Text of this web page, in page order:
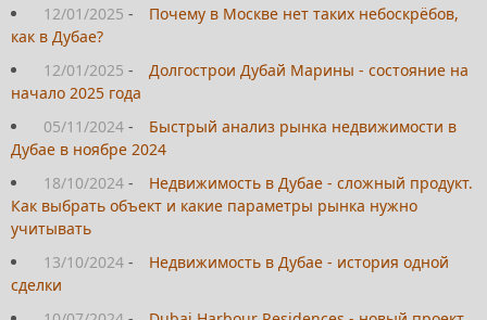
12/01/2025 -
Почему в Москве нет таких небоскрёбов,
как в Дубае?
12/01/2025 -
Долгострои Дубай Марины - состояние на
начало 2025 года
05/11/2024 -
Быстрый анализ рынка недвижимости в
Дубае в ноябре 2024
18/10/2024 -
Недвижимость в Дубае - сложный продукт.
Как выбрать объект и какие параметры рынка нужно
учитывать
13/10/2024 -
Недвижимость в Дубае - история одной
сделки